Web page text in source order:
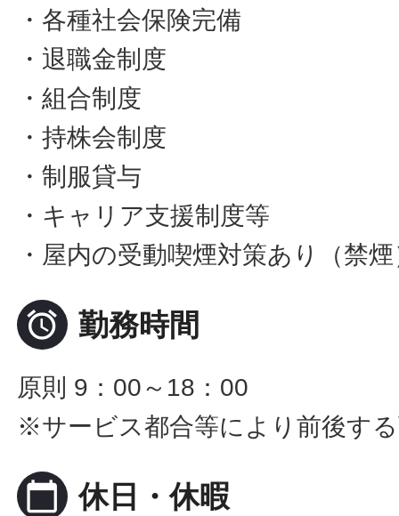
・各種社会保険完備
・退職金制度
・組合制度
・持株会制度
・制服貸与
・キャリア支援制度等
・屋内の受動喫煙対策あり（禁
 勤務時間
原則 9：00～18：00
※サービス都合等により前後す
calendar_today 休日・休暇